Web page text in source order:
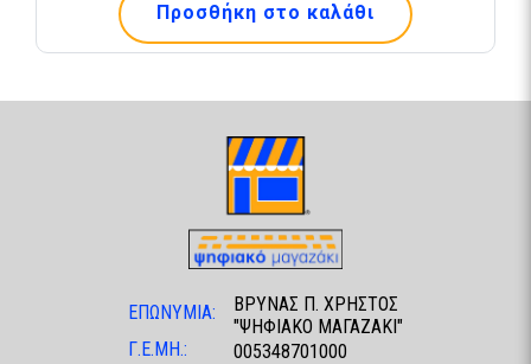
Προσθήκη στο καλάθι
ΕΠΩΝΥΜΙΑ:
ΒΡΥΝΑΣ Π. ΧΡΗΣΤΟΣ
"ΨΗΦΙΑΚΟ ΜΑΓΑΖΑΚΙ"
Γ.Ε.ΜΗ.:
005348701000